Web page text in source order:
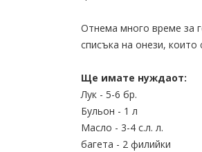
Отнема много време за
списъка на онези, които
Ще имате нуждаот:
Лук - 5-6 бр.
Бульон - 1 л
Масло - 3-4 с.л. л.
багета - 2 филийки